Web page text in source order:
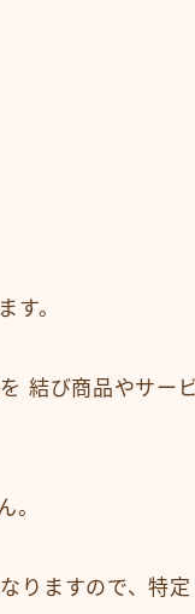
す。
結び商品やサービ
。
りますので、特定